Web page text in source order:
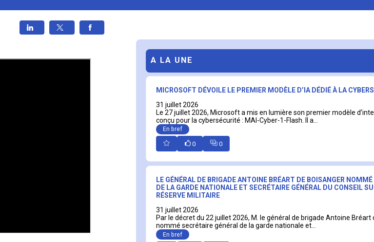
A LA UNE
MICROSOFT DÉVOILE LE PREMIER MODÈLE D’IA DÉDIÉ À LA
31 juillet 2026
Le 27 juillet 2026, Microsoft a mis en lumière son premier modèle
conçu pour la cybersécurité : MAI-Cyber-1-Flash. Il a...
En bref
0 0
LE GÉNÉRAL DE BRIGADE ANTOINE BRÉART DE BOISANGER
DE LA GARDE NATIONALE ET SECRÉTAIRE GÉNÉRAL DU CONSEIL
RÉSERVE MILITAIRE
31 juillet 2026
Par le décret du 22 juillet 2026, M. le général de brigade Antoine Bréart
nommé secrétaire général de la garde nationale et...
En bref